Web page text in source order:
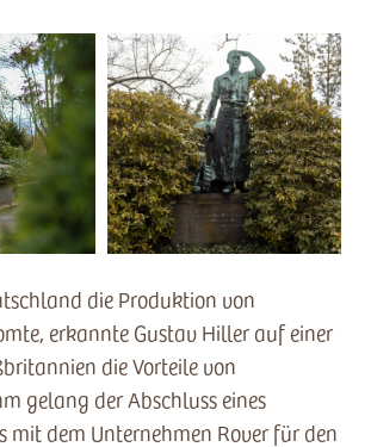
die Produktion von
erkannte Gustav Hiller auf einer
die Vorteile von
gelang der Abschluss eines
mit dem Unternehmen Rover für den